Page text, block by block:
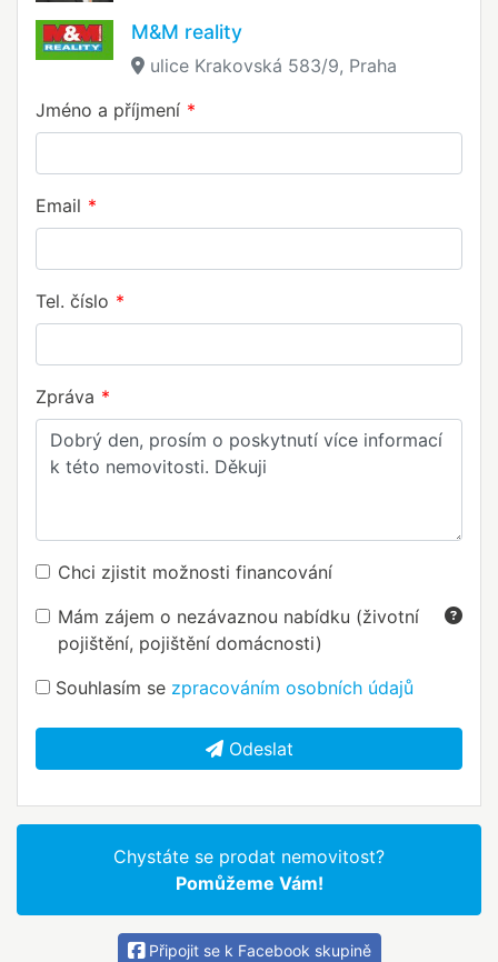
M&M reality
ulice Krakovská 583/9, Praha
Jméno a příjmení
Email
Tel. číslo
Zpráva
Chci zjistit možnosti financování
Mám zájem o nezávaznou nabídku (životní
pojištění, pojištění domácnosti)
Souhlasím se zpracováním osobních údajů
Odeslat
Chystáte se prodat nemovitost?
Pomůžeme Vám!
Připojit se k Facebook skupině